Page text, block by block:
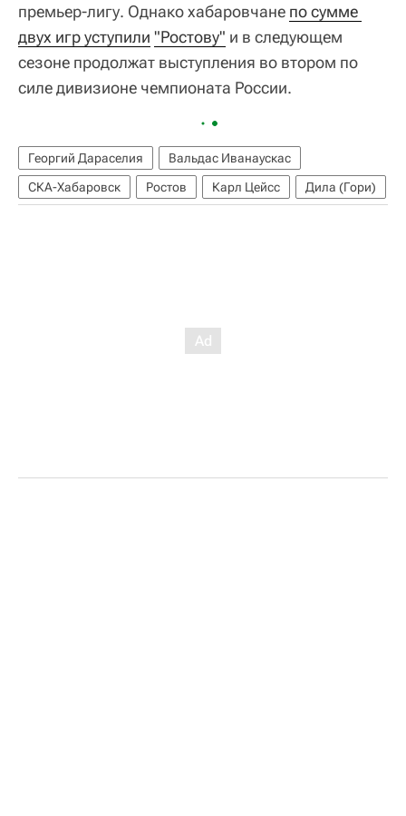
премьер-лигу. Однако хабаровчане по сумме
двух игр уступили "Ростову" и в следующем
сезоне продолжат выступления во втором по
силе дивизионе чемпионата России.
Георгий Дараселия
Вальдас Иванаускас
СКА-Хабаровск
Ростов Карл Цейсс Дила (Гори)